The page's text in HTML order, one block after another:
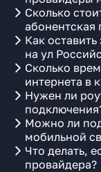
Сколько
абонентская
Как
на ул
Сколько
интернета в
Нужен ли
Можно ли
мобильной
Что делать,
провайдера?